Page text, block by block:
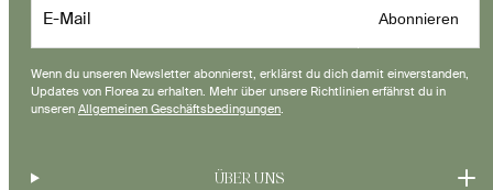
E-Mail Abonnieren
Wenn du unseren Newsletter abonnierst, erklärst du dich damit einverstanden,
Updates von Florea zu erhalten. Mehr über unsere Richtlinien erfährst du in
unseren Allgemeinen Geschäftsbedingungen.
ÜBER UNS